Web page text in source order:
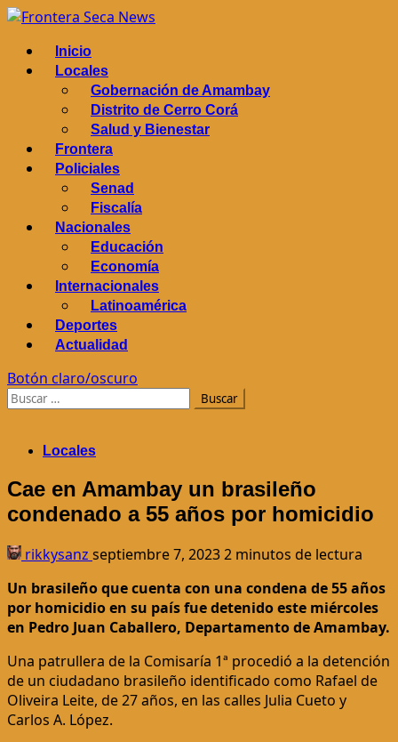
Saltar
contenido
Menú
principal
Inicio
Locales
Gobernación de Amambay
Distrito de Cerro Corá
Salud y Bienestar
Frontera
Policiales
Senad
Fiscalía
Nacionales
Educación
Economía
Internacionales
Latinoamérica
Deportes
Actualidad
Botón claro/oscuro
Buscar:
Locales
Cae en Amambay un brasileño
condenado a 55 años por homicidio
rikkysanz septiembre 7, 20232 minutos de lectura
Un brasileño que cuenta con una condena de 55 años
por homicidio en su país fue detenido este miércoles
en Pedro Juan Caballero, Departamento de Amambay.
Una patrullera de la Comisaría 1ª procedió a la detención
de un ciudadano brasileño identificado como Rafael de
Oliveira Leite, de 27 años, en las calles Julia Cueto y
Carlos A. López.